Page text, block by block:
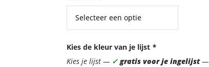
Kies de kleur van je lijst *
Kies je lijst — ✓gratis voor je ingelijst—